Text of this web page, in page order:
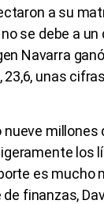
a su
se debe a
Navarra
unas
los
es mucho
finanzas,